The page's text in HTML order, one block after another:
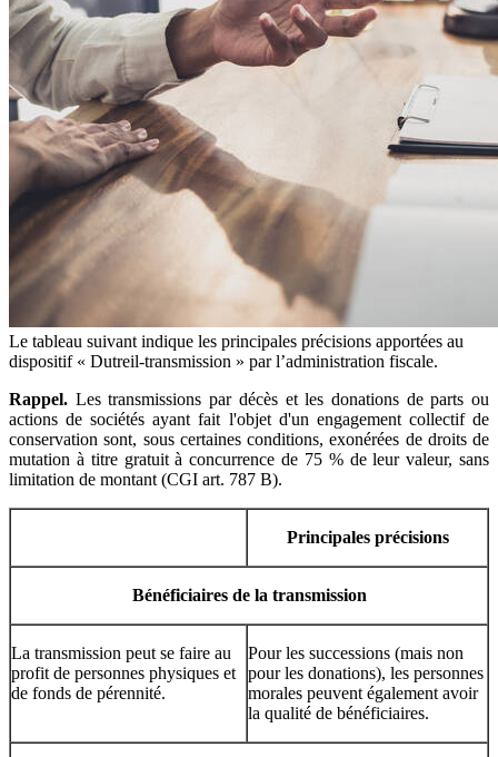
Le tableau suivant indique les principales précisions apportées au
dispositif « Dutreil-transmission » par l’administration fiscale.
Rappel. Les transmissions par décès et les donations de parts ou
actions de sociétés ayant fait l'objet d'un engagement collectif de
conservation sont, sous certaines conditions, exonérées de droits de
mutation à titre gratuit à concurrence de 75 % de leur valeur, sans
limitation de montant (CGI art. 787 B).
Principales précisions
Bénéficiaires de la transmission
La transmission peut se faire au
profit de personnes physiques et
de fonds de pérennité.
Pour les successions (mais non
pour les donations), les personnes
morales peuvent également avoir
la qualité de bénéficiaires.